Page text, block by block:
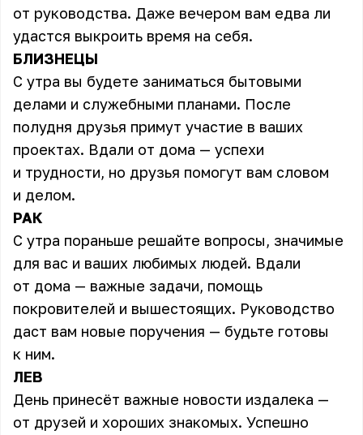
от руководства. Даже вечером вам едва ли
удастся выкроить время на себя.
БЛИЗНЕЦЫ
С утра вы будете заниматься бытовыми
делами и служебными планами. После
полудня друзья примут участие в ваших
проектах. Вдали от дома — успехи
и трудности, но друзья помогут вам словом
и делом.
РАК
С утра пораньше решайте вопросы, значимые
для вас и ваших любимых людей. Вдали
от дома — важные задачи, помощь
покровителей и вышестоящих. Руководство
даст вам новые поручения — будьте готовы
к ним.
ЛЕВ
День принесёт важные новости издалека —
от друзей и хороших знакомых. Успешно